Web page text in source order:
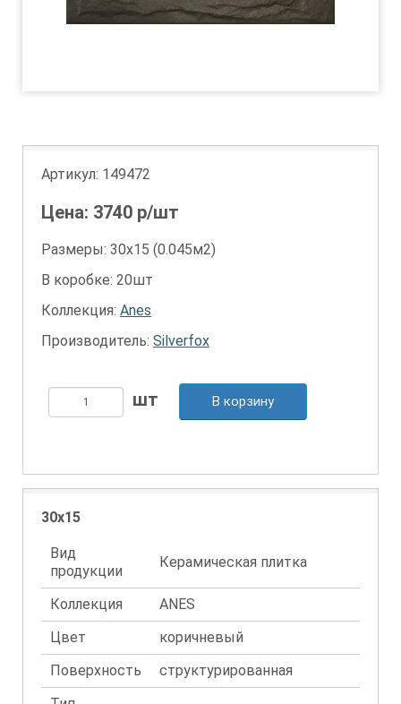
Артикул: 149472
Цена: 3740 р/шт
Размеры: 30х15 (0.045м2)
В коробке: 20шт
Коллекция: Anes
Производитель: Silverfox
В корзину
30x15
Вид
продукции
Керамическая плитка
Коллекция
ANES
Цвет
коричневый
Поверхность
структурированная